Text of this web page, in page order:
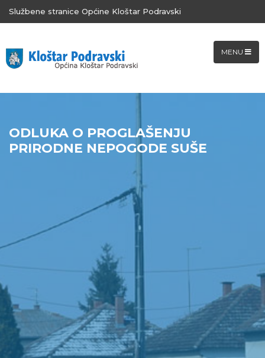
Službene stranice Općine Kloštar Podravski
MENU
ODLUKA O PROGLAŠENJU
PRIRODNE NEPOGODE SUŠE